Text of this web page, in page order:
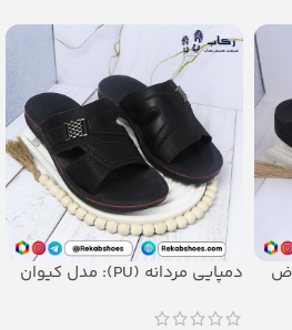
دمپایی مردانه (PU): مدل کیوان